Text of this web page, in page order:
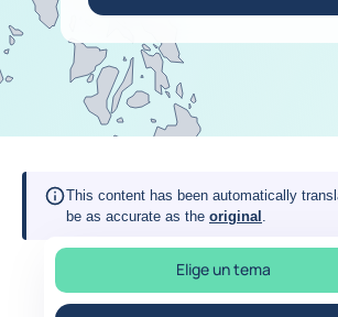
This content has been automatically
be as accurate as the original .
Elige un tema
Selleciona la